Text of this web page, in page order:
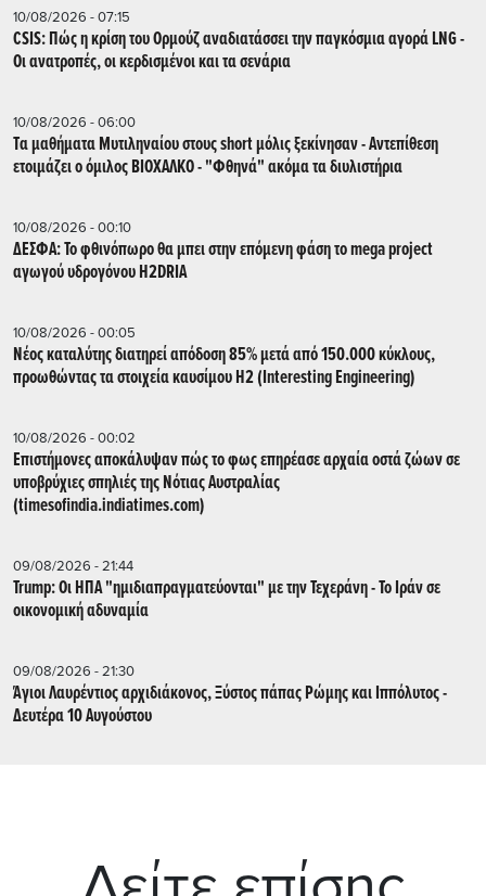
10/08/2026 - 07:15
CSIS: Πώς η κρίση του Ορμούζ αναδιατάσσει την παγκόσμια αγορά LNG -
Οι ανατροπές, οι κερδισμένοι και τα σενάρια
10/08/2026 - 06:00
Tα μαθήματα Μυτιληναίου στους short μόλις ξεκίνησαν - Αντεπίθεση
ετοιμάζει ο όμιλος ΒΙΟΧΑΛΚΟ - "Φθηνά" ακόμα τα διυλιστήρια
10/08/2026 - 00:10
ΔΕΣΦΑ: Το φθινόπωρο θα μπει στην επόμενη φάση το mega project
αγωγού υδρογόνου H2DRIA
10/08/2026 - 00:05
Nέος καταλύτης διατηρεί απόδοση 85% μετά από 150.000 κύκλους,
προωθώντας τα στοιχεία καυσίμου H2 (Interesting Engineering)
10/08/2026 - 00:02
Επιστήμονες αποκάλυψαν πώς το φως επηρέασε αρχαία οστά ζώων σε
υποβρύχιες σπηλιές της Νότιας Αυστραλίας
(timesofindia.indiatimes.com)
09/08/2026 - 21:44
Trump: Οι ΗΠΑ "ημιδιαπραγματεύονται" με την Τεχεράνη - Το Ιράν σε
οικονομική αδυναμία
09/08/2026 - 21:30
Άγιοι Λαυρέντιος αρχιδιάκονος, Ξύστος πάπας Ρώμης και Ιππόλυτος -
Δευτέρα 10 Αυγούστου